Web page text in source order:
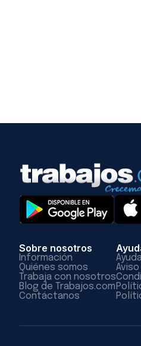
Sobre nosotros
Información
Quiénes somos
Trabaja con nosotros
Blog de Trabajos.com
Contáctanos
Aviso